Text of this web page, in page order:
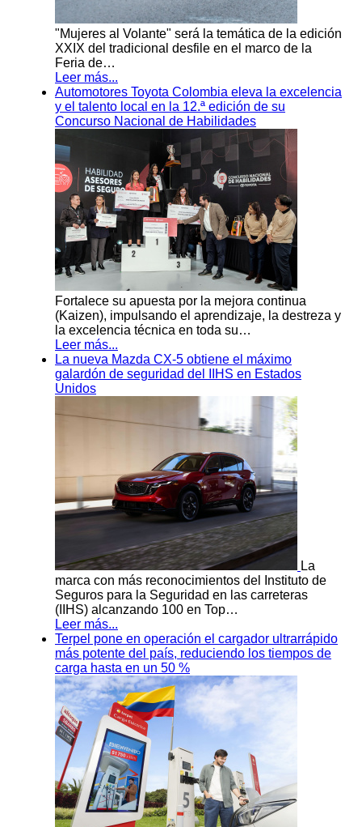
"Mujeres al Volante" será la temática de la edición
XXIX del tradicional desfile en el marco de la
Feria de…
Leer más...
Automotores Toyota Colombia eleva la excelencia
y el talento local en la 12.ª edición de su
Concurso Nacional de Habilidades
Fortalece su apuesta por la mejora continua
(Kaizen), impulsando el aprendizaje, la destreza y
la excelencia técnica en toda su…
Leer más...
La nueva Mazda CX-5 obtiene el máximo
galardón de seguridad del IIHS en Estados
Unidos
La
marca con más reconocimientos del Instituto de
Seguros para la Seguridad en las carreteras
(IIHS) alcanzando 100 en Top…
Leer más...
Terpel pone en operación el cargador ultrarrápido
más potente del país, reduciendo los tiempos de
carga hasta en un 50 %